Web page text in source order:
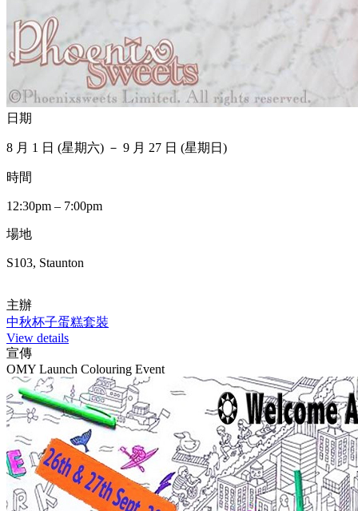
日期
8 月 1 日 (星期六) － 9 月 27 日 (星期日)
時間
12:30pm – 7:00pm
場地
S103, Staunton
主辦
中秋杯子蛋糕套裝
View details
宣傳
OMY Launch Colouring Event